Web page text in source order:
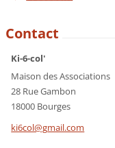
Contact
Ki-6-col'
Maison des Associations
28 Rue Gambon
18000 Bourges
ki6col@gmail.com